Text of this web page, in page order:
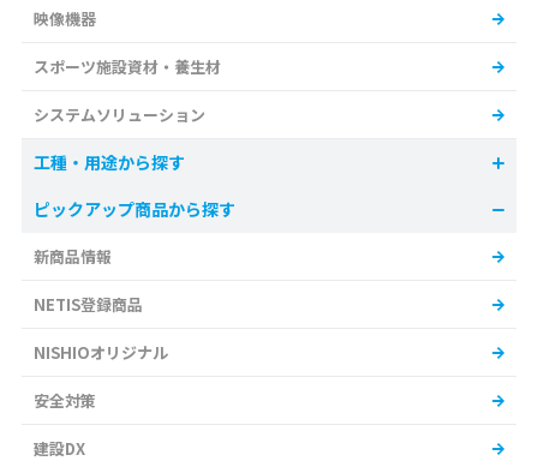
映像機器
スポーツ施設資材・養生材
システムソリューション
工種・用途から探す
ピックアップ商品から探す
新商品情報
NETIS登録商品
NISHIOオリジナル
安全対策
建設DX